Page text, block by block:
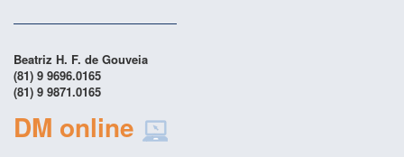
Beatriz H. F. de Gouveia
(81) 9 9696.0165
(81) 9 9871.0165
DM online